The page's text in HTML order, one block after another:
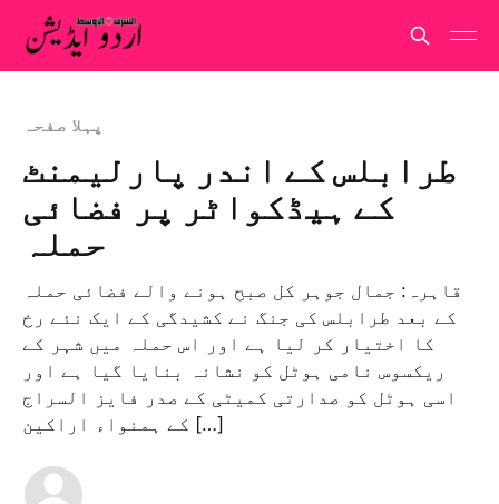
پہلا صفحہ
طرابلس کے اندر پارلیمنٹ
کے ہیڈکواٹر پر فضائی
حملہ
قاہرہ: جمال جوہر کل صبح ہونے والے فضائی حملہ
کے بعد طرابلس کی جنگ نے کشیدگی کے ایک نئے رخ
کا اختیار کر لیا ہے اور اس حملہ میں شہر کے
ریکسوس نامی ہوٹل کو نشانہ بنایا گیا ہے اور
اسی ہوٹل کو صدارتی کمیٹی کے صدر فایز السراج
کے ہمنواء اراکین […]